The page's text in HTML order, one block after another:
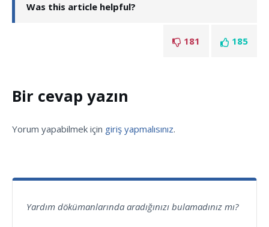
Was this article helpful?
185
181
Bir cevap yazın
Yorum yapabilmek için giriş yapmalısınız.
Yardım dökümanlarında aradığınızı bulamadınız mı?